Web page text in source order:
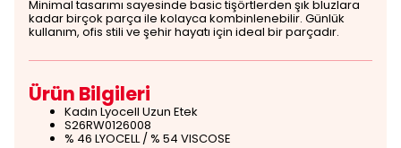
Minimal tasarımı sayesinde basic tişörtlerden şık bluzlara
kadar birçok parça ile kolayca kombinlenebilir. Günlük
kullanım, ofis stili ve şehir hayatı için ideal bir parçadır.
Ürün Bilgileri
Kadın Lyocell Uzun Etek
S26RW0126008
% 46 LYOCELL / % 54 VISCOSE